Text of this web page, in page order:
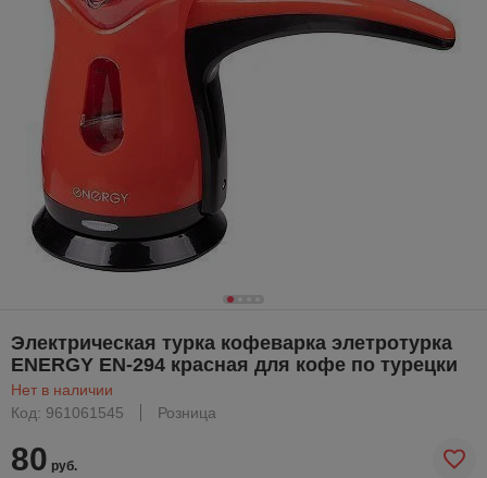
Электрическая турка кофеварка элетротурка
ENERGY EN-294 красная для кофе по турецки
Нет в наличии
Код: 961061545
Розница
80 руб.